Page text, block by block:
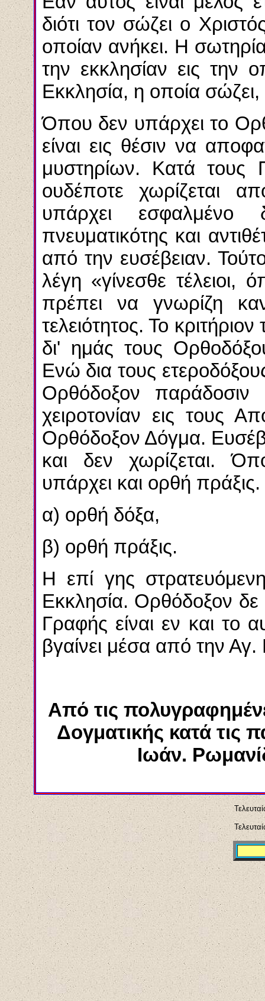
διότι τον σώζει ο
οποίαν ανήκει. Η
την εκκλησίαν εις την
Εκκλησία, η οποία
Όπου δεν υπάρχει το
είναι εις θέσιν να
μυστηρίων. Κατά τους
ουδέποτε χωρίζεται
υπάρχει εσφαλμένο
πνευματικότης και
από την ευσέβειαν.
λέγη «γίνεσθε
πρέπει να γνωρίζη
τελειότητος. Το
δι' ημάς τους
Ενώ δια τους
Ορθόδοξον
χειροτονίαν εις τους
Ορθόδοξον Δόγμα.
και δεν χωρίζεται.
υπάρχει και ορθή
α) ορθή δόξα,
β) ορθή πράξις.
Η επί γης
Εκκλησία. Ορθόδοξον δε
Γραφής είναι εν και το
βγαίνει μέσα από την
Από τις
Δογματικής κατά τις
Ιωάν.